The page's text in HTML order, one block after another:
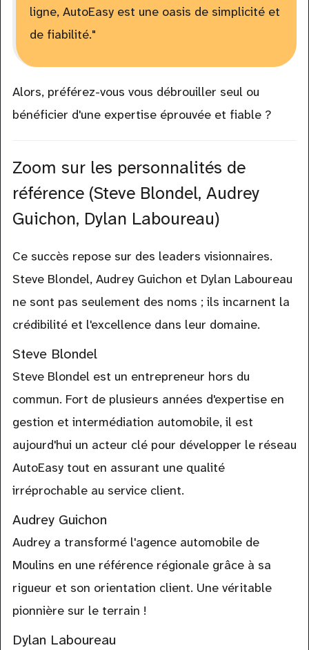
ligne, AutoEasy est une oasis de simplicité et
de fiabilité."
Alors, préférez-vous vous débrouiller seul ou
bénéficier d'une expertise éprouvée et fiable ?
Zoom sur les personnalités de
référence (Steve Blondel, Audrey
Guichon, Dylan Laboureau)
Ce succès repose sur des leaders visionnaires.
Steve Blondel, Audrey Guichon et Dylan Laboureau
ne sont pas seulement des noms ; ils incarnent la
crédibilité et l'excellence dans leur domaine.
Steve Blondel
Steve Blondel est un entrepreneur hors du
commun. Fort de plusieurs années d'expertise en
gestion et intermédiation automobile, il est
aujourd'hui un acteur clé pour développer le réseau
AutoEasy tout en assurant une qualité
irréprochable au service client.
Audrey Guichon
Audrey a transformé l'agence automobile de
Moulins en une référence régionale grâce à sa
rigueur et son orientation client. Une véritable
pionnière sur le terrain !
Dylan Laboureau